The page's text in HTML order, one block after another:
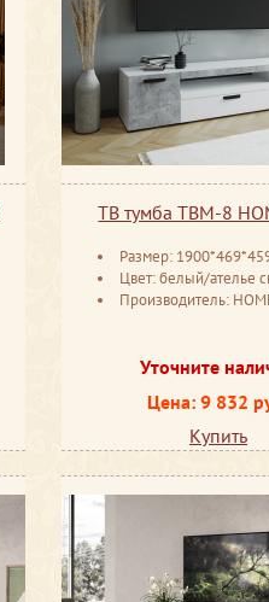
ТВ тумба ТВМ-8
Размер:
Цвет: белый/ателье
Производитель:
Уточните
Цена: 9 832
Купить